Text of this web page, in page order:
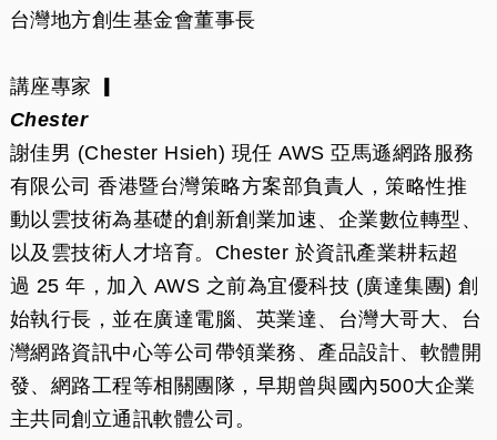
台灣地方創生基金會董事長
講座專家 ▎
Chester
謝佳男 (Chester Hsieh) 現任 AWS 亞馬遜網路服務
有限公司 香港暨台灣策略方案部負責人，策略性推
動以雲技術為基礎的創新創業加速、企業數位轉型、
以及雲技術人才培育。Chester 於資訊產業耕耘超
過 25 年，加入 AWS 之前為宜優科技 (廣達集團) 創
始執行長，並在廣達電腦、英業達、台灣大哥大、台
灣網路資訊中心等公司帶領業務、產品設計、軟體開
發、網路工程等相關團隊，早期曾與國內500大企業
主共同創立通訊軟體公司。